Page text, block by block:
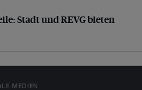
Stadt und REVG bieten
Stadt und REVG bieten
MEDIEN